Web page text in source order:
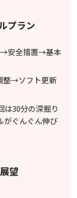
プラン
安全措置→基本
整→ソフト更新
は30分の深掘り
がぐんぐん伸び
望